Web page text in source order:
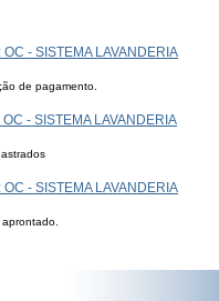
- SISTEMA LAVANDERIA
de pagamento.
- SISTEMA LAVANDERIA
- SISTEMA LAVANDERIA